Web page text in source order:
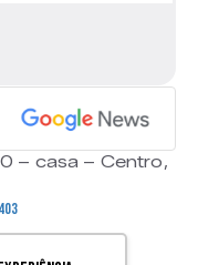
– casa – Centro,